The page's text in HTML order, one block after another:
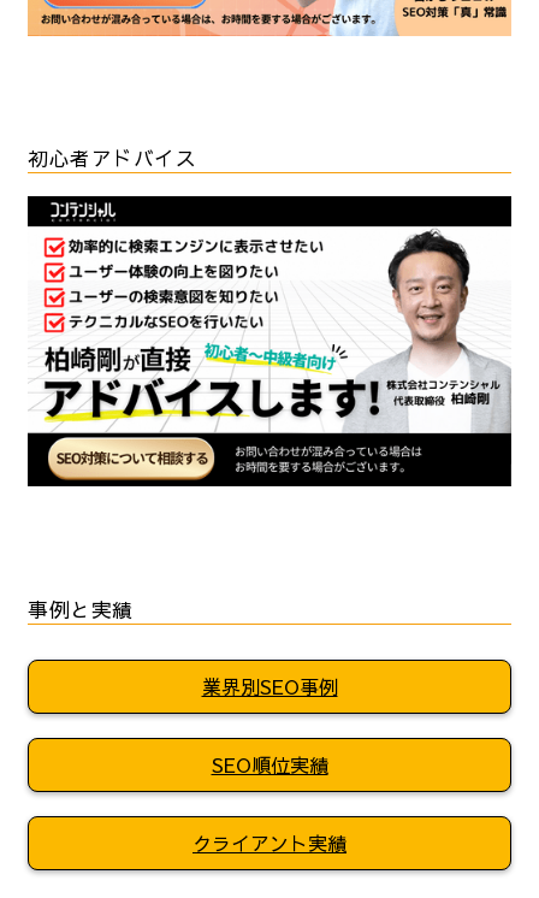
初心者アドバイス
事例と実績
業界別SEO事例
SEO順位実績
クライアント実績